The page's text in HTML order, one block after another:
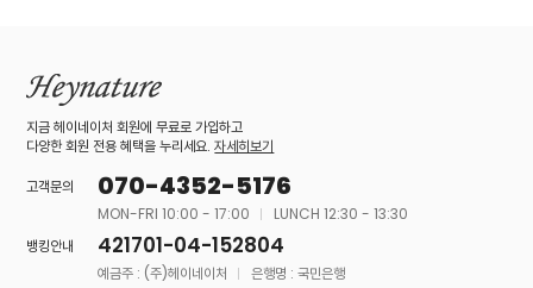
지금 헤이네이처 회원에 무료로 가입하고
다양한 회원 전용 혜택을 누리세요.자세히보기
고객문의
070-4352-5176
MON-FRI 10:00 - 17:00
LUNCH 12:30 - 13:30
뱅킹안내
421701-04-152804
예금주 : (주)헤이네이처 은행명 : 국민은행